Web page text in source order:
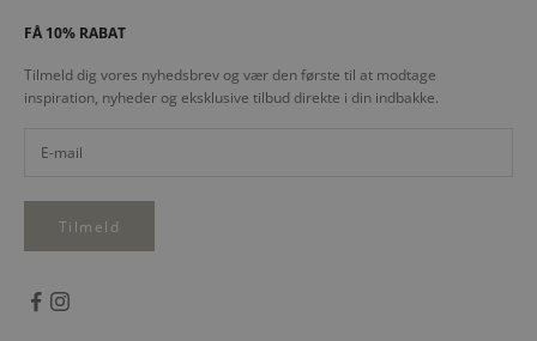
FÅ 10% RABAT
Tilmeld dig vores nyhedsbrev og vær den første til at modtage
inspiration, nyheder og eksklusive tilbud direkte i din indbakke.
Tilmeld